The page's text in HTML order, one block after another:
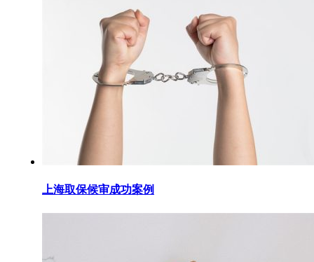
上海取保候审成功案例